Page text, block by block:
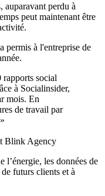
auparavant perdu à
peut maintenant être
permis à l'entreprise de
rapports social
à Socialinsider,
mois. En
de travail par
Blink Agency
l’énergie, les données de
futurs clients et à